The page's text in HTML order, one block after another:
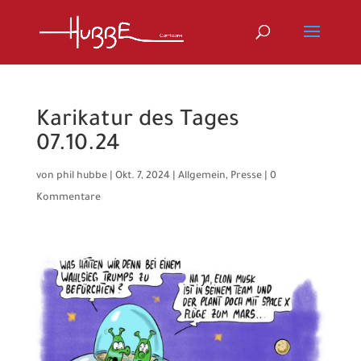
Karikatur des Tages
07.10.24
von phil hubbe| Okt. 7, 2024| Allgemein, Presse| 0
Kommentare